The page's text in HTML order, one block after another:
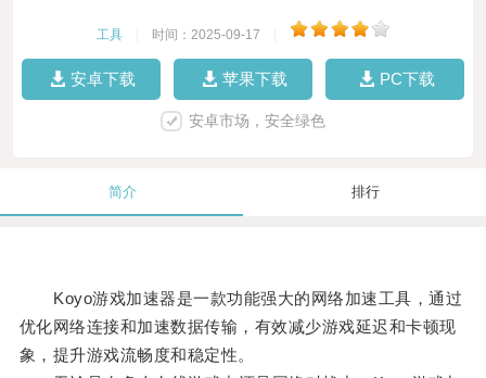
工具 时间：2025-09-17
安卓下载 苹果下载 PC下载
安卓市场，安全绿色
简介 排行
Koyo游戏加速器是一款功能强大的网络加速工具，通过
优化网络连接和加速数据传输，有效减少游戏延迟和卡顿现
象，提升游戏流畅度和稳定性。